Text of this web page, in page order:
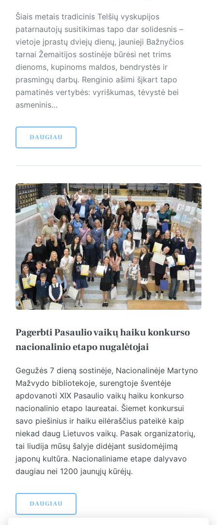
Šiais metais tradicinis Telšių vys­kupijos
patarnautojų susitikimas tapo dar solidesnis –
vietoje įprastų dviejų dienų, jaunieji Bažnyčios
tarnai Žemaitijos sostinėje būrėsi net trims
dienoms, kupinoms maldos, bendrystės ir
prasmingų darbų. Renginio ašimi šįkart tapo
pamatinės vertybės: vyriškumas, tėvystė bei
asmeninis…
DAUGIAU
Pagerbti Pasaulio vaikų haiku konkurso
nacionalinio etapo nugalėtojai
Gegužės 7 dieną sostinėje, Nacionalinėje Martyno
Mažvydo bibliotekoje, surengtoje šventėje
apdovanoti XIX Pasaulio vaikų haiku konkurso
nacionalinio etapo laureatai. Šiemet konkursui
savo piešinius ir haiku eilėraščius pateikė kaip
niekad daug Lietuvos vaikų. Pasak organizatorių,
tai liudija mūsų šalyje didėjant susidomėjimą
japonų kultūra. Nacionaliniame etape dalyvavo
daugiau nei 1200 jaunųjų kūrėjų.
DAUGIAU